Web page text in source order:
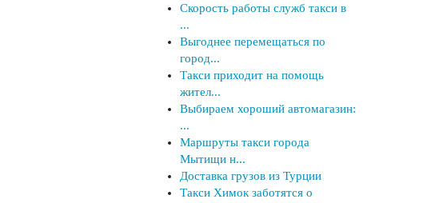
Скорость работы служб такси в
...
Выгоднее перемещаться по
город...
Такси приходит на помощь
жител...
Выбираем хороший автомагазин:
...
Маршруты такси города
Мытищи н...
Доставка грузов из Турции
Такси Химок заботятся о